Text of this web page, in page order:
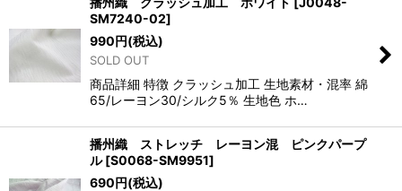
SM7240-02]
990円(税込)
SOLD OUT
商品詳細 特徴 クラッシュ加工 生地素材・混率 綿
65/レーヨン30/シルク5％ 生地色 ホ…
播州織 ストレッチ レーヨン混 ピンクパープ
ル [S0068-SM9951]
690円(税込)